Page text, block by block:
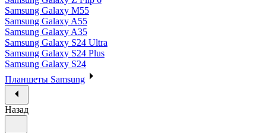
Samsung Galaxy M55
Samsung Galaxy A55
Samsung Galaxy A35
Samsung Galaxy S24 Ultra
Samsung Galaxy S24 Plus
Samsung Galaxy S24
Планшеты Samsung
Назад